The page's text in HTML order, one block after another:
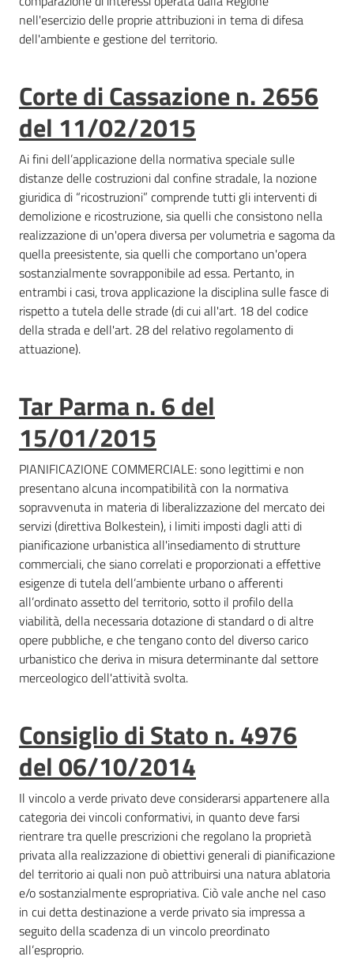
nell'esercizio delle proprie attribuzioni in tema di difesa
dell'ambiente e gestione del territorio.
Corte di Cassazione n. 2656
del 11/02/2015
Ai fini dell’applicazione della normativa speciale sulle
distanze delle costruzioni dal confine stradale, la nozione
giuridica di “ricostruzioni” comprende tutti gli interventi di
demolizione e ricostruzione, sia quelli che consistono nella
realizzazione di un'opera diversa per volumetria e sagoma da
quella preesistente, sia quelli che comportano un'opera
sostanzialmente sovrapponibile ad essa. Pertanto, in
entrambi i casi, trova applicazione la disciplina sulle fasce di
rispetto a tutela delle strade (di cui all'art. 18 del codice
della strada e dell'art. 28 del relativo regolamento di
attuazione).
Tar Parma n. 6 del
15/01/2015
PIANIFICAZIONE COMMERCIALE: sono legittimi e non
presentano alcuna incompatibilità con la normativa
sopravvenuta in materia di liberalizzazione del mercato dei
servizi (direttiva Bolkestein), i limiti imposti dagli atti di
pianificazione urbanistica all'insediamento di strutture
commerciali, che siano correlati e proporzionati a effettive
esigenze di tutela dell’ambiente urbano o afferenti
all’ordinato assetto del territorio, sotto il profilo della
viabilità, della necessaria dotazione di standard o di altre
opere pubbliche, e che tengano conto del diverso carico
urbanistico che deriva in misura determinante dal settore
merceologico dell'attività svolta.
Consiglio di Stato n. 4976
del 06/10/2014
Il vincolo a verde privato deve considerarsi appartenere alla
categoria dei vincoli conformativi, in quanto deve farsi
rientrare tra quelle prescrizioni che regolano la proprietà
privata alla realizzazione di obiettivi generali di pianificazione
del territorio ai quali non può attribuirsi una natura ablatoria
e/o sostanzialmente espropriativa. Ciò vale anche nel caso
in cui detta destinazione a verde privato sia impressa a
seguito della scadenza di un vincolo preordinato
all’esproprio.